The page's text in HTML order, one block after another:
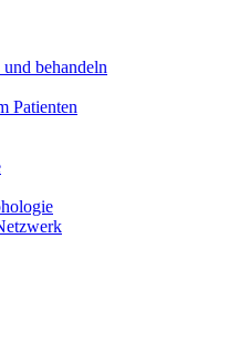
behandeln
Patienten